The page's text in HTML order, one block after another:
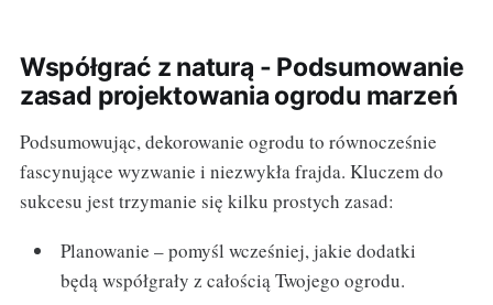
Współgrać z naturą - Podsumowanie
zasad projektowania ogrodu marzeń
Podsumowując, dekorowanie ogrodu to równocześnie
fascynujące wyzwanie i niezwykła frajda. Kluczem do
sukcesu jest trzymanie się kilku prostych zasad:
Planowanie – pomyśl wcześniej, jakie dodatki
będą współgrały z całością Twojego ogrodu.